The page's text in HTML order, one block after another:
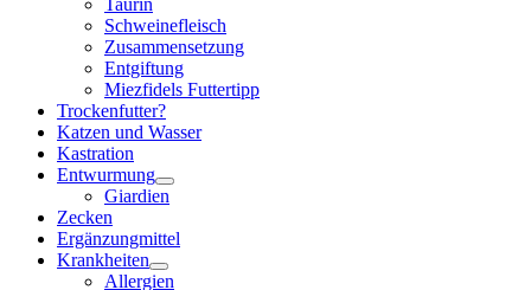
Taurin
Schweinefleisch
Zusammensetzung
Entgiftung
Miezfidels Futtertipp
Trockenfutter?
Katzen und Wasser
Kastration
Entwurmung
Giardien
Zecken
Ergänzungmittel
Krankheiten
Allergien